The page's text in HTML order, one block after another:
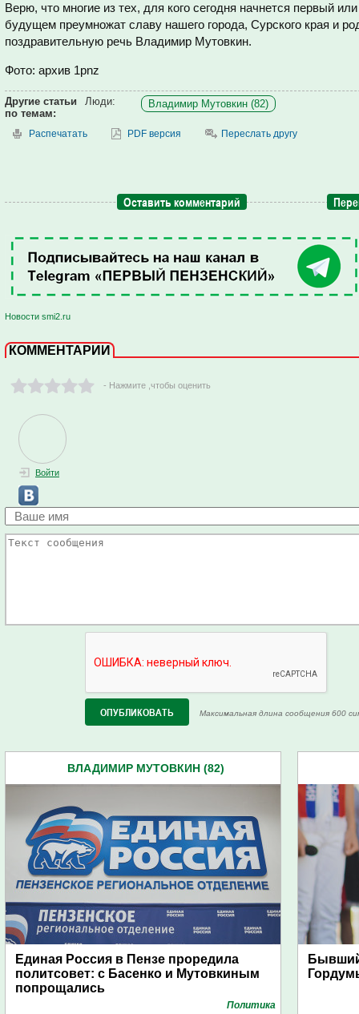
Верю, что многие из тех, для кого сегодня начнется первый
будущем преумножат славу нашего города, Сурского края и
поздравительную речь Владимир Мутовкин.
Фото: архив 1pnz
Другие статьи
по темам:
Люди: Владимир Мутовкин (82)
Распечатать PDF версия Переслать другу
Оставить комментарий
Новости smi2.ru
КОММЕНТАРИИ
- Нажмите ,чтобы оценить
Войти
Максимальная длина сообщения 600
ВЛАДИМИР МУТОВКИН (82)
Единая Россия в Пензе проредила
политсовет: с Басенко и Мутовкиным
попрощались
Политика